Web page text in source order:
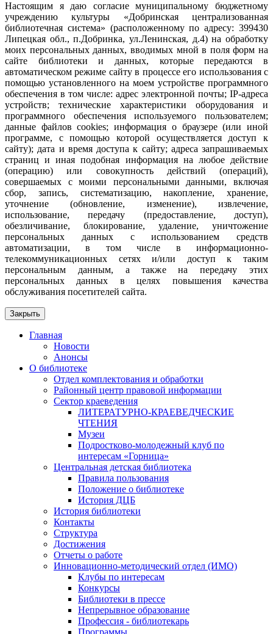
Настоящим я даю согласие муниципальному бюджетному
учреждению культуры «Добринская централизованная
библиотечная система» (расположенному по адресу: 399430
Липецкая обл., п.Добринка, ул.Ленинская, д.4) на обработку
моих персональных данных, вводимых мной в поля форм на
сайте библиотеки и данных, которые передаются в
автоматическом режиме сайту в процессе его использования с
помощью установленного на моем устройстве программного
обеспечения в том числе: адрес электронной почты; IP-адреса
устройств; технические характеристики оборудования и
программного обеспечения используемого пользователем;
данные файлов cookies; информация о браузере (или иной
программе, с помощью которой осуществляется доступ к
сайту); дата и время доступа к сайту; адреса запрашиваемых
страниц и иная подобная информация на любое действие
(операцию) или совокупность действий (операций),
совершаемых с моими персональными данными, включая
сбор, запись, систематизацию, накопление, хранение,
уточнение (обновление, изменение), извлечение,
использование, передачу (предоставление, доступ),
обезличивание, блокирование, удаление, уничтожение
персональных данных с использованием средств
автоматизации, в том числе в информационно-
телекоммуникационных сетях и/или доступ к таким
персональным данным, а также на передачу этих
персональных данных в целях повышения качества
обслуживания посетителей сайта.
Закрыть
Главная
Новости
Анонсы
О библиотеке
Отдел комплектования и обработки
Районный центр правовой информации
Сектор краеведения
ЛИТЕРАТУРНО-КРАЕВЕДЧЕСКИЕ
ЧТЕНИЯ
Музеи
Подростково-молодежный клуб по
интересам «Горница»
Центральная детская библиотека
Правила пользования
Положение о библиотеке
История ДЦБ
История библиотеки
Контакты
Структура
Достижения
Отчеты о работе
Инновационно-методический отдел (ИМО)
Клубы по интересам
Конкурсы
Библиотеки в прессе
Непрерывное образование
Профессия - библиотекарь